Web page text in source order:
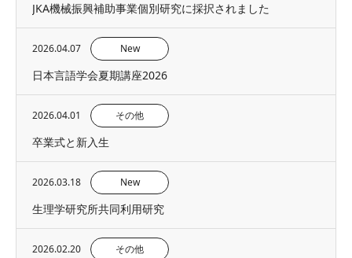
JKA機械振興補助事業個別研究に採択されました
2026.04.07 New
日本言語学会夏期講座2026
2026.04.01 その他
卒業式と新入生
2026.03.18 New
生理学研究所共同利用研究
2026.02.20 その他